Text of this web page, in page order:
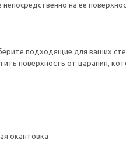
на ее
подходящие для ваших
поверхность от царапин,
окантовка